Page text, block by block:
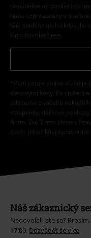
pravidelně mi posílat
budou zpracovány v
Můj souhlas mohu kdykoliv
Unsubscribe here
*Platí pouze online a kód je
slevovými kódy. Po vložení
odečtena z vašeho
vstupenky, dárkové
Ärzte, Die Toten Hosen,
zboží, jehož koupí podpoříte
Náš zákaznický
Nedovolali jste se?
17:00. Dozvědět se více